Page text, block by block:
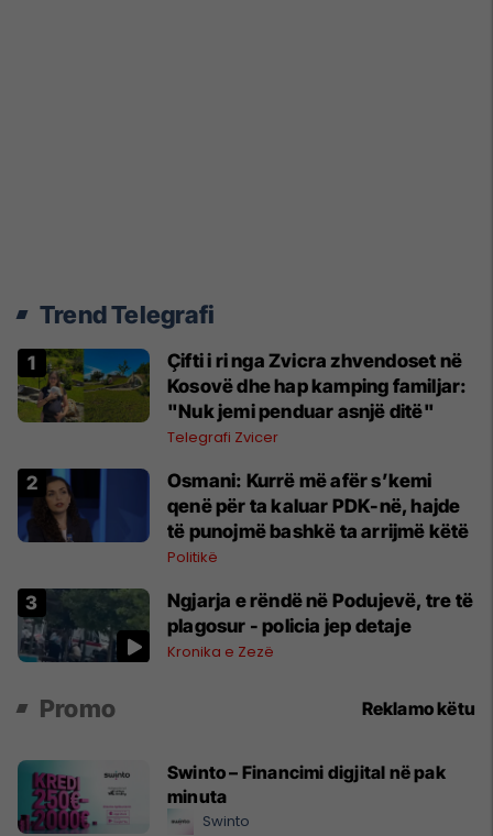
Trend Telegrafi
Çifti i ri nga Zvicra zhvendoset në
Kosovë dhe hap kamping familjar:
"Nuk jemi penduar asnjë ditë"
Telegrafi Zvicer
Osmani: Kurrë më afër s’kemi
qenë për ta kaluar PDK-në, hajde
të punojmë bashkë ta arrijmë këtë
Politikë
Ngjarja e rëndë në Podujevë, tre të
plagosur - policia jep detaje
Kronika e Zezë
Promo Reklamo këtu
Swinto – Financimi digjital në pak
minuta
Swinto